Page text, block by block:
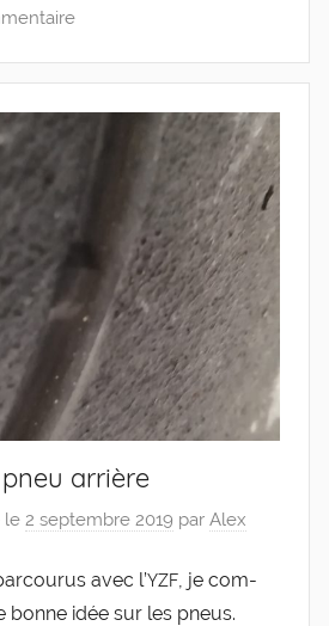
arrière
le 2 septembre 2019 par Alex
avec l’YZF, je com­
bonne idée sur les pneus.